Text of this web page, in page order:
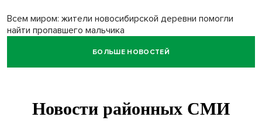
Всем миром: жители новосибирской деревни помогли
найти пропавшего мальчика
БОЛЬШЕ НОВОСТЕЙ